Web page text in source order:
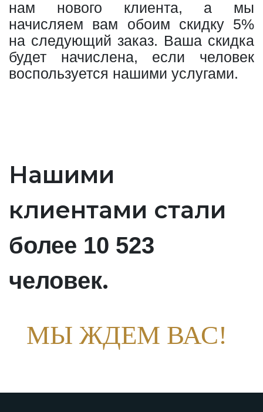
нам нового клиента, а мы
начисляем вам обоим скидку 5%
на следующий заказ. Ваша скидка
будет начислена, если человек
воспользуется нашими услугами.
Нашими
клиентами стали
более 10 523
человек.
МЫ ЖДЕМ ВАС!